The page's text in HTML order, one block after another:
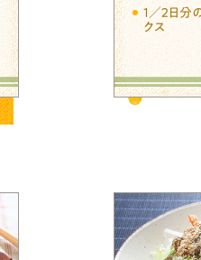
１／２日
クス